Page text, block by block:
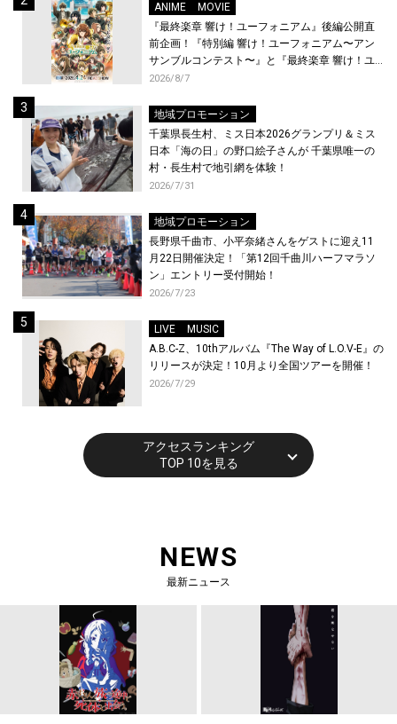
ANIME
MOVIE
『最終楽章 響け！ユーフォニアム』後編公開直
前企画！『特別編 響け！ユーフォニアム〜アン
サンブルコンテスト〜』と『最終楽章 響け！ユ
ーフォニアム』前編の一挙上映が決定！
2026/8/7
地域プロモーション
千葉県長生村、ミス日本2026グランプリ＆ミス
日本「海の日」の野口絵子さんが 千葉県唯一の
村・長生村で地引網を体験！
2026/7/31
地域プロモーション
長野県千曲市、小平奈緒さんをゲストに迎え11
月22日開催決定！「第12回千曲川ハーフマラソ
ン」エントリー受付開始！
2026/7/23
LIVE
MUSIC
A.B.C-Z、10thアルバム『The Way of L.O.V-E』の
リリースが決定！10月より全国ツアーを開催！
2026/7/29
アクセスランキング
TOP 10を見る
NEWS
最新ニュース